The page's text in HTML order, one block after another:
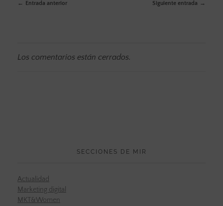
Entrada anterior Siguiente entrada
Los comentarios están cerrados.
SECCIONES DE MIR
Actualidad
Marketing digital
MKT&Women